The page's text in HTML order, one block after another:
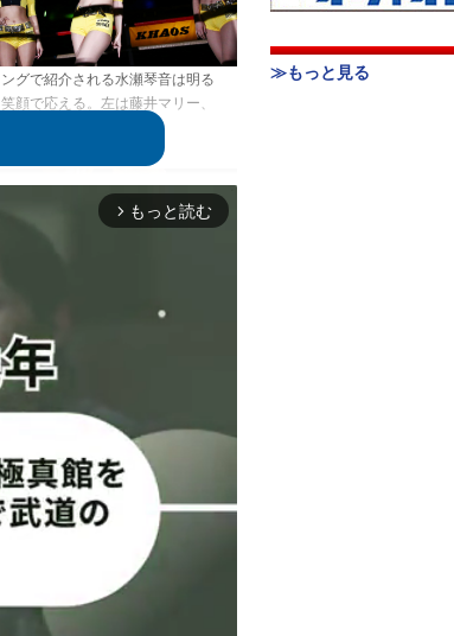
ングで紹介される水瀬琴音は明る
笑顔で応える。左は藤井マリー、
琴音（左）と芹沢まりな（右）
ックショット
ましたが、次回は是
arrow_forward_ios もっと読む
≫もっと見る